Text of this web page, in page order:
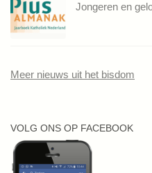
Jongeren en
Meer nieuws uit het bisdom
VOLG ONS OP FACEBOOK